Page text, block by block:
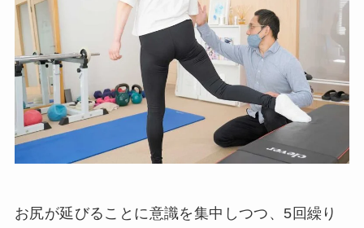
お尻が延びることに意識を集中しつつ、5回繰り